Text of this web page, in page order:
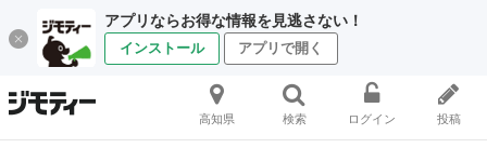
アプリならお得な情報を見逃さない！
インストール アプリで開く
高知県 検索 ログイン 投稿